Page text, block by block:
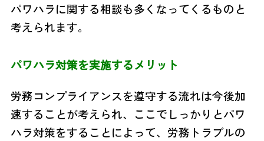
パワハラに関する相談も多くなってくるものと
考えられます。
パワハラ対策を実施するメリット
労務コンプライアンスを遵守する流れは今後加
速することが考えられ、ここでしっかりとパワ
ハラ対策をすることによって、労務トラブルの